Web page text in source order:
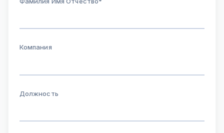
Компания
Должность